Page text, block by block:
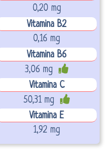
0,20 mg
Vitamina B2
0,16 mg
Vitamina B6
3,06 mg
Vitamina C
50,31 mg
Vitamina E
1,92 mg